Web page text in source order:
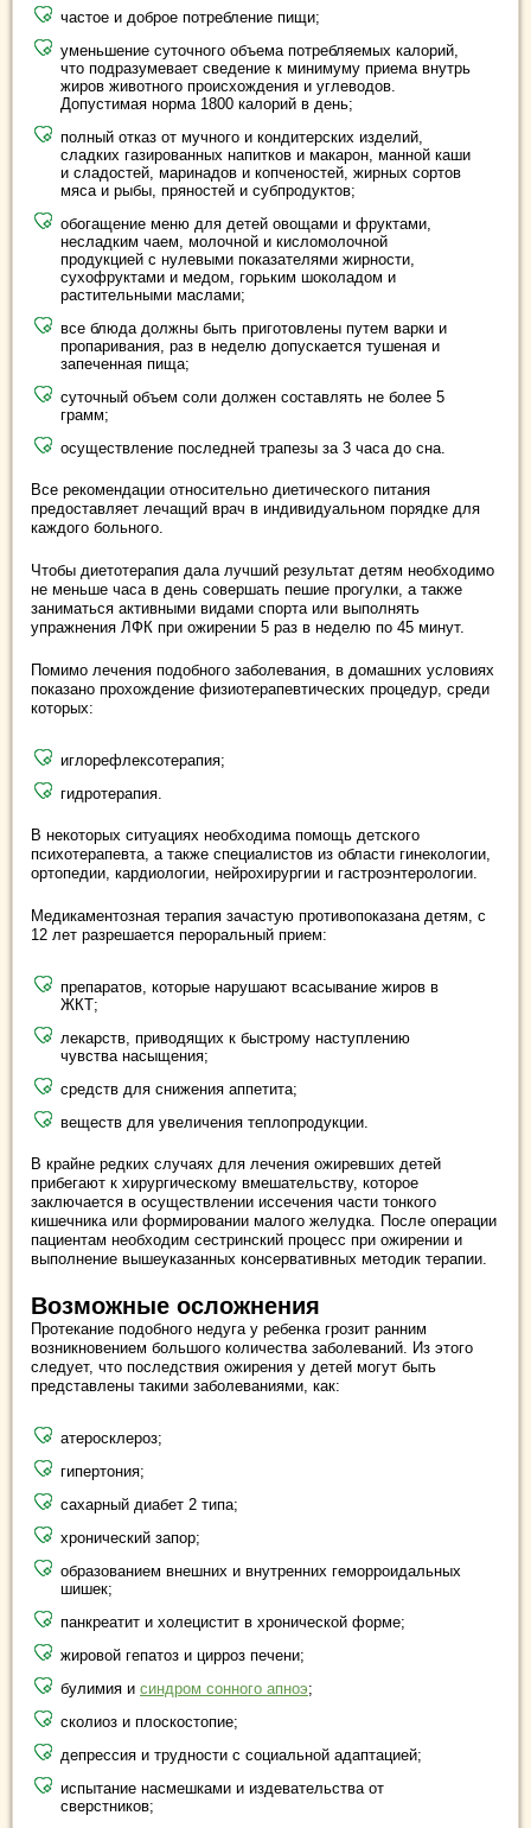
частое и доброе потребление пищи;
уменьшение суточного объема потребляемых калорий,
что подразумевает сведение к минимуму приема внутрь
жиров животного происхождения и углеводов.
Допустимая норма 1800 калорий в день;
полный отказ от мучного и кондитерских изделий,
сладких газированных напитков и макарон, манной каши
и сладостей, маринадов и копченостей, жирных сортов
мяса и рыбы, пряностей и субпродуктов;
обогащение меню для детей овощами и фруктами,
несладким чаем, молочной и кисломолочной
продукцией с нулевыми показателями жирности,
сухофруктами и медом, горьким шоколадом и
растительными маслами;
все блюда должны быть приготовлены путем варки и
пропаривания, раз в неделю допускается тушеная и
запеченная пища;
суточный объем соли должен составлять не более 5
грамм;
осуществление последней трапезы за 3 часа до сна.
Все рекомендации относительно диетического питания
предоставляет лечащий врач в индивидуальном порядке для
каждого больного.
Чтобы диетотерапия дала лучший результат детям необходимо
не меньше часа в день совершать пешие прогулки, а также
заниматься активными видами спорта или выполнять
упражнения ЛФК при ожирении 5 раз в неделю по 45 минут.
Помимо лечения подобного заболевания, в домашних условиях
показано прохождение физиотерапевтических процедур, среди
которых:
иглорефлексотерапия;
гидротерапия.
В некоторых ситуациях необходима помощь детского
психотерапевта, а также специалистов из области гинекологии,
ортопедии, кардиологии, нейрохирургии и гастроэнтерологии.
Медикаментозная терапия зачастую противопоказана детям, с
12 лет разрешается пероральный прием:
препаратов, которые нарушают всасывание жиров в
ЖКТ;
лекарств, приводящих к быстрому наступлению
чувства насыщения;
средств для снижения аппетита;
веществ для увеличения теплопродукции.
В крайне редких случаях для лечения ожиревших детей
прибегают к хирургическому вмешательству, которое
заключается в осуществлении иссечения части тонкого
кишечника или формировании малого желудка. После операции
пациентам необходим сестринский процесс при ожирении и
выполнение вышеуказанных консервативных методик терапии.
Возможные осложнения
Протекание подобного недуга у ребенка грозит ранним
возникновением большого количества заболеваний. Из этого
следует, что последствия ожирения у детей могут быть
представлены такими заболеваниями, как:
атеросклероз;
гипертония;
сахарный диабет 2 типа;
хронический запор;
образованием внешних и внутренних геморроидальных
шишек;
панкреатит и холецистит в хронической форме;
жировой гепатоз и цирроз печени;
булимия и синдром сонного апноэ;
сколиоз и плоскостопие;
депрессия и трудности с социальной адаптацией;
испытание насмешками и издевательства от
сверстников;